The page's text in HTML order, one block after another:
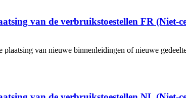
van de verbruikstoestellen FR (Niet-
van nieuwe binnenleidingen of nieuwe